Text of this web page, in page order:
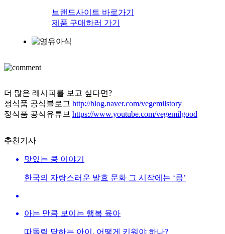
브랜드사이트 바로가기
제품 구매하러 가기
더 많은 레시피를 보고 싶다면?
정식품 공식블로그 http://blog.naver.com/vegemilstory
정식품 공식유튜브 https://www.youtube.com/vegemilgood
추천기사
맛있는 콩 이야기
한국의 자랑스러운 발효 문화 그 시작에는 ‘콩’
아는 만큼 보이는 행복 육아
따돌림 당하는 아이, 어떻게 키워야 하나?